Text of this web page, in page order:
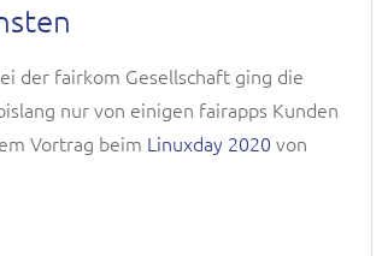
der fairkom Gesellschaft ging die
nur von einigen fairapps Kunden
Vortrag beim Linuxday 2020 von